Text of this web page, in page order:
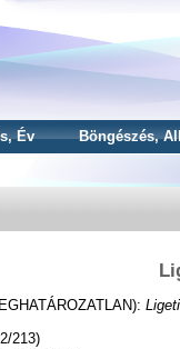
Év
Böngészés,
213)